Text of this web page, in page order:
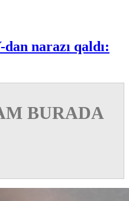
narazı qaldı:
BURADA